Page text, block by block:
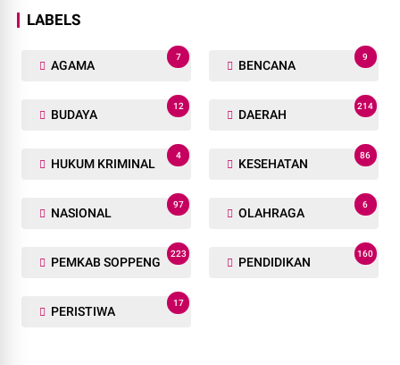
LABELS
AGAMA
7
BENCANA
9
BUDAYA
12
DAERAH
214
HUKUM KRIMINAL
4
KESEHATAN
86
NASIONAL
97
OLAHRAGA
6
PEMKAB SOPPENG
223
PENDIDIKAN
160
PERISTIWA
17